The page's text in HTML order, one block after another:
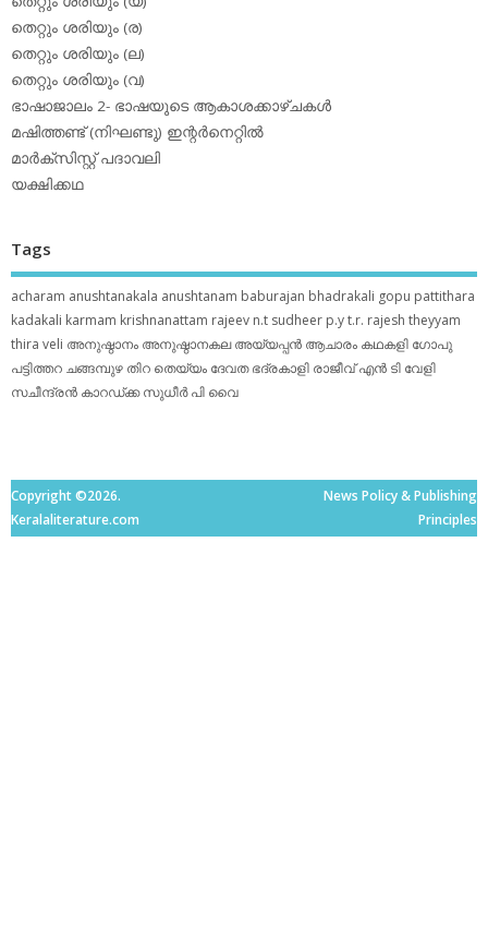
തെറ്റും ശരിയും (ര)
തെറ്റും ശരിയും (ല)
തെറ്റും ശരിയും (വ)
ഭാഷാജാലം 2- ഭാഷയുടെ ആകാശക്കാഴ്ചകള്‍
മഷിത്തണ്ട് (നിഘണ്ടു) ഇന്റര്‍നെറ്റില്‍
മാര്‍ക്‌സിസ്റ്റ് പദാവലി
യക്ഷിക്കഥ
Tags
acharam anushtanakala anushtanam baburajan bhadrakali gopu pattithara
kadakali karmam krishnanattam rajeev n.t sudheer p.yt.r. rajesh theyyam
thira veli അനുഷ്ഠാനം അനുഷ്ഠാനകല അയ്യപ്പന്‍ ആചാരം കഥകളി ഗോപു
പട്ടിത്തറ ചങ്ങമ്പുഴ തിറ തെയ്യം ദേവത ഭദ്രകാളി രാജീവ് എൻ ടി വേളി
സചീന്ദ്രന്‍ കാറഡ്ക്ക സുധീര്‍ പി വൈ
Copyright ©2026.
Keralaliterature.com
News Policy & Publishing
Principles